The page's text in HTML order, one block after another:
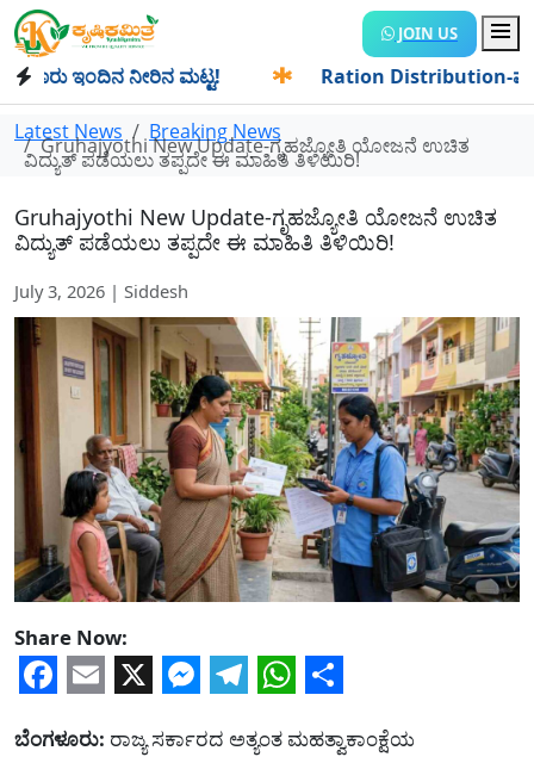
JOIN US
ಇಂದಿನ ನೀರಿನ ಮಟ್ಟ! Ration Distribution-
Latest News Breaking News
Gruhajyothi New Update-ಗೃಹಜ್ಯೋತಿ ಯೋಜನೆ ಉಚಿತ
ವಿದ್ಯುತ್ ಪಡೆಯಲು ತಪ್ಪದೇ ಈ ಮಾಹಿತಿ ತಿಳಿಯಿರಿ!
Gruhajyothi New Update-ಗೃಹಜ್ಯೋತಿ ಯೋಜನೆ ಉಚಿತ
ವಿದ್ಯುತ್ ಪಡೆಯಲು ತಪ್ಪದೇ ಈ ಮಾಹಿತಿ ತಿಳಿಯಿರಿ!
July 3, 2026 | Siddesh
Share Now:
ಬೆಂಗಳೂರು: ರಾಜ್ಯ ಸರ್ಕಾರದ ಅತ್ಯಂತ ಮಹತ್ವಾಕಾಂಕ್ಷೆಯ